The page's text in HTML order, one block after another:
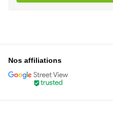
Nos affiliations